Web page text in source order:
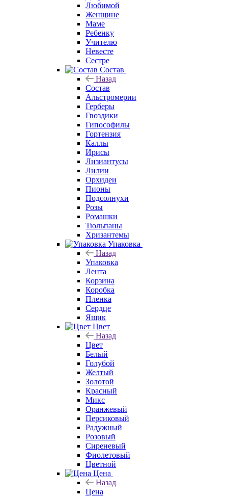
Любимой
Женщине
Маме
Ребенку
Учителю
Невесте
Сестре
Состав
Назад
Состав
Альстромерии
Герберы
Гвоздики
Гипософилы
Гортензия
Каллы
Ирисы
Лизиантусы
Лилии
Орхидеи
Пионы
Подсолнухи
Розы
Ромашки
Тюльпаны
Хризантемы
Упаковка
Назад
Упаковка
Лента
Корзина
Коробка
Пленка
Сердце
Ящик
Цвет
Назад
Цвет
Белый
Голубой
Желтый
Золотой
Красный
Микс
Оранжевый
Персиковый
Радужный
Розовый
Сиреневый
Фиолетовый
Цветной
Цена
Назад
Цена